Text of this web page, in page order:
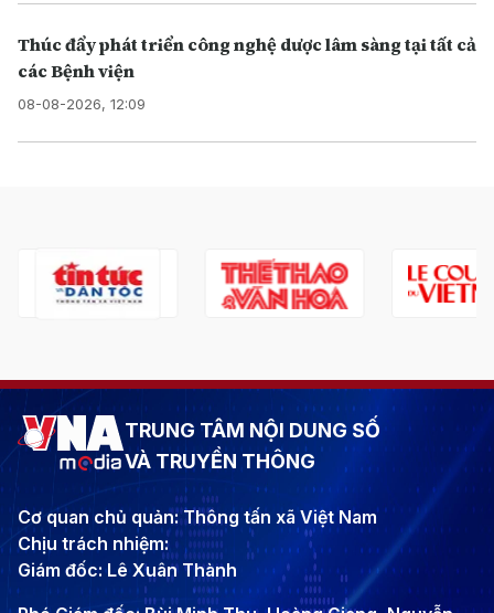
Thúc đẩy phát triển công nghệ dược lâm sàng tại tất cả
các Bệnh viện
08-08-2026, 12:09
TRUNG TÂM NỘI DUNG SỐ
VÀ TRUYỀN THÔNG
Cơ quan chủ quản: Thông tấn xã Việt Nam
Chịu trách nhiệm:
Giám đốc: Lê Xuân Thành